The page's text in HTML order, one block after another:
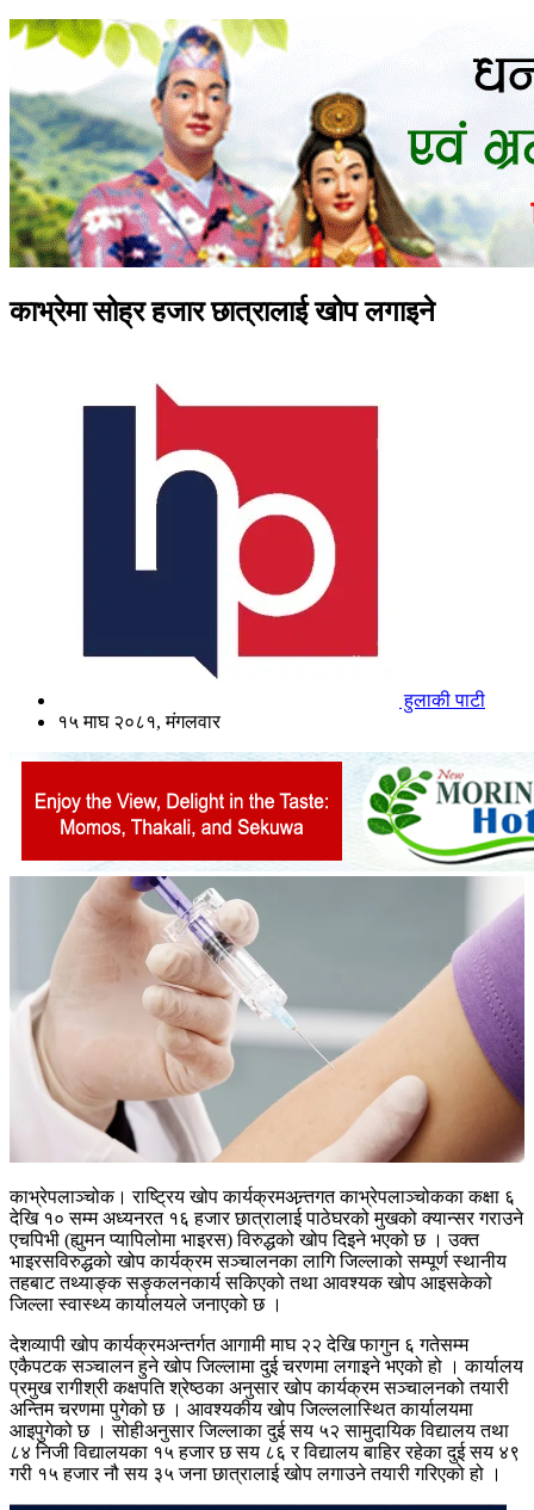
काभ्रेमा सोह्र हजार छात्रालाई खोप लगाइने
हुलाकी पाटी
१५ माघ २०८१, मंगलवार
काभ्रेपलाञ्चोक। राष्ट्रिय खोप कार्यक्रमअन्र्तगत काभ्रेपलाञ्चोकका कक्षा ६
देखि १० सम्म अध्यनरत १६ हजार छात्रालाई पाठेघरको मुखको क्यान्सर गराउने
एचपिभी (ह्युमन प्यापिलोमा भाइरस) विरुद्धको खोप दिइने भएको छ । उक्त
भाइरसविरुद्धको खोप कार्यक्रम सञ्चालनका लागि जिल्लाको सम्पूर्ण स्थानीय
तहबाट तथ्याङ्क सङ्कलनकार्य सकिएको तथा आवश्यक खोप आइसकेको
जिल्ला स्वास्थ्य कार्यालयले जनाएको छ ।
देशव्यापी खोप कार्यक्रमअन्तर्गत आगामी माघ २२ देखि फागुन ६ गतेसम्म
एकैपटक सञ्चालन हुने खोप जिल्लामा दुई चरणमा लगाइने भएको हो । कार्यालय
प्रमुख रागीश्री कक्षपति श्रेष्ठका अनुसार खोप कार्यक्रम सञ्चालनको तयारी
अन्तिम चरणमा पुगेको छ । आवश्यकीय खोप जिल्ललास्थित कार्यालयमा
आइपुगेको छ । सोहीअनुसार जिल्लाका दुई सय ५२ सामुदायिक विद्यालय तथा
८४ निजी विद्यालयका १५ हजार छ सय ८६ र विद्यालय बाहिर रहेका दुई सय ४९
गरी १५ हजार नौ सय ३५ जना छात्रालाई खोप लगाउने तयारी गरिएको हो ।